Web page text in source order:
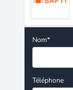
Nom*
Téléphone